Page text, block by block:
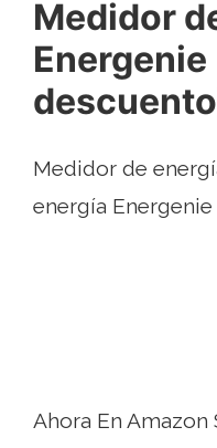
Medidor
Medidor de
energía Energenie
Ahora En Amazon